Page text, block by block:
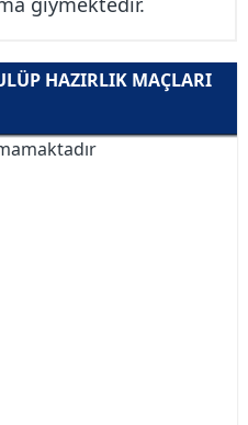
HAZIRLIK MAÇLARI